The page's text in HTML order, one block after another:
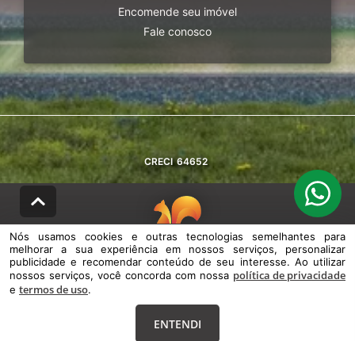
Encomende seu imóvel
Fale conosco
CRECI 64652
© DESENVOLVIDO PELAAGIL.NET
Nós usamos cookies e outras tecnologias semelhantes para melhorar a
sua experiência em nossos serviços, personalizar publicidade e
Nós usamos cookies e outras tecnologias semelhantes para
melhorar a sua experiência em nossos serviços, personalizar
publicidade e recomendar conteúdo de seu interesse. Ao utilizar
nossos serviços, você concorda com nossa política de privacidade
e termos de uso.
ENTENDI